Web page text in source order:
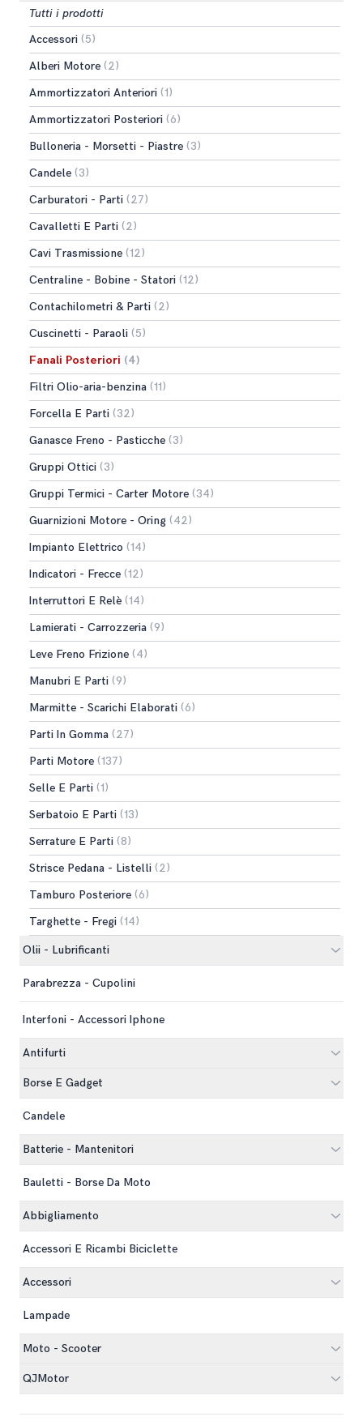
Tutti i prodotti
Accessori (5)
Alberi Motore (2)
Ammortizzatori Anteriori (1)
Ammortizzatori Posteriori (6)
Bulloneria - Morsetti - Piastre (3)
Candele (3)
Carburatori - Parti (27)
Cavalletti E Parti (2)
Cavi Trasmissione (12)
Centraline - Bobine - Statori (12)
Contachilometri & Parti (2)
Cuscinetti - Paraoli (5)
Fanali Posteriori (4)
Filtri Olio-aria-benzina (11)
Forcella E Parti (32)
Ganasce Freno - Pasticche (3)
Gruppi Ottici (3)
Gruppi Termici - Carter Motore (34)
Guarnizioni Motore - Oring (42)
Impianto Elettrico (14)
Indicatori - Frecce (12)
Interruttori E Relè (14)
Lamierati - Carrozzeria (9)
Leve Freno Frizione (4)
Manubri E Parti (9)
Marmitte - Scarichi Elaborati (6)
Parti In Gomma (27)
Parti Motore (137)
Selle E Parti (1)
Serbatoio E Parti (13)
Serrature E Parti (8)
Strisce Pedana - Listelli (2)
Tamburo Posteriore (6)
Targhette - Fregi (14)
Olii - Lubrificanti
Parabrezza - Cupolini
Interfoni - Accessori Iphone
Antifurti
Borse E Gadget
Candele
Batterie - Mantenitori
Bauletti - Borse Da Moto
Abbigliamento
Accessori E Ricambi Biciclette
Accessori
Lampade
Moto - Scooter
QJMotor